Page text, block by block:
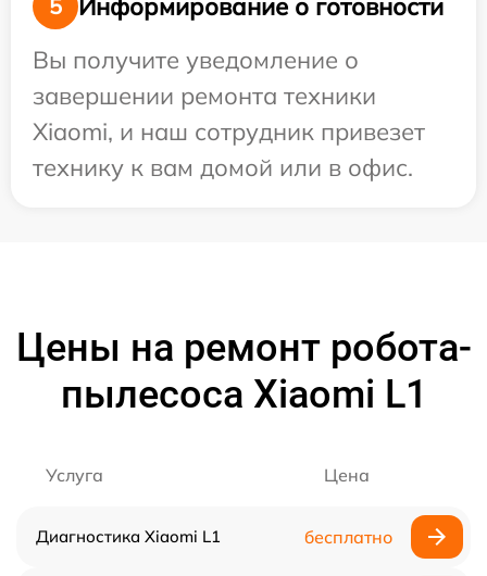
5
Вы получите уведомление о
завершении ремонта техники
Xiaomi, и наш сотрудник привезет
технику к вам домой или в офис.
Цены на ремонт робота-
пылесоса Xiaomi L1
Услуга Цена
Диагностика Xiaomi L1 бесплатно